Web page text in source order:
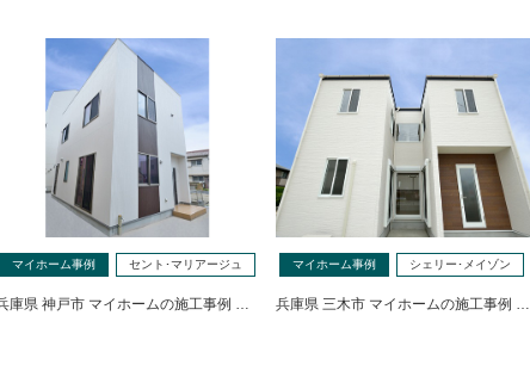
マイホーム事例 セント･マリアージュ
庫県 神戸市 マイホームの施工事例 …
マイホーム事例 シェリー･メイゾン
兵庫県 三木市 マイホームの施工事例 …